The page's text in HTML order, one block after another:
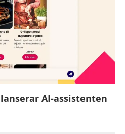
AI-assistenten